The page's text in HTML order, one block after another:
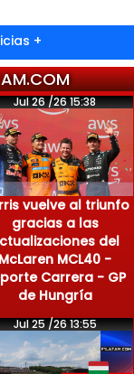
+
Jul 26 /26 15:38
vuelve al triunfo
gracias a las
del
McLaren MCL40 -
Carrera - GP
de Hungría
Jul 25 /26 13:55